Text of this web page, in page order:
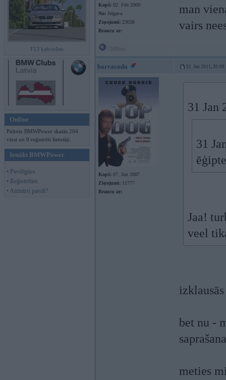
F13 kabriolets
Online
Pašreiz BMWPower skatās 204
viesi un 0 reģistrēti lietotāji.
Ienākt BMWPower
• Pieslēgties
• Reģistrēties
• Aizmirsi paroli?
Kopš: 02. Feb 2009
No: Jelgava
Ziņojumi: 23038
Braucu ar:
man
vairs
barracuda 31. Jan 2011, 20:09
Kopš: 07. Jun 2007
Ziņojumi: 11777
Braucu ar:
31 Jan
31
Jaa!
veel
bet nu -
meties